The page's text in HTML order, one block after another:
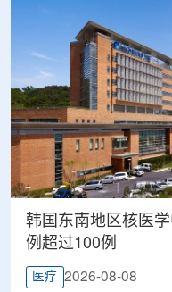
韩国东南地区核医
例超过100例
医疗 2026-08-08